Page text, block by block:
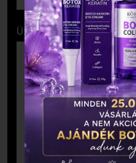
Üzenet